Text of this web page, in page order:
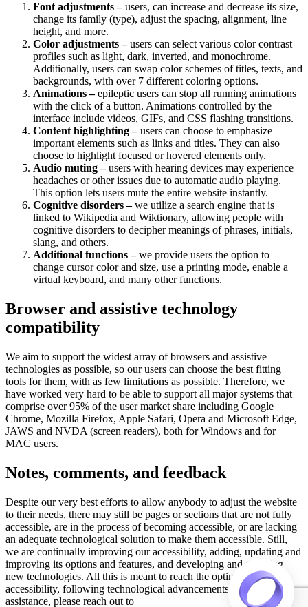
Font adjustments –users, can increase and decrease its size,
change its family (type), adjust the spacing, alignment, line
height, and more.
Color adjustments –users can select various color contrast
profiles such as light, dark, inverted, and monochrome.
Additionally, users can swap color schemes of titles, texts, and
backgrounds, with over 7 different coloring options.
Animations –epileptic users can stop all running animations
with the click of a button. Animations controlled by the
interface include videos, GIFs, and CSS flashing transitions.
Content highlighting –users can choose to emphasize
important elements such as links and titles. They can also
choose to highlight focused or hovered elements only.
Audio muting –users with hearing devices may experience
headaches or other issues due to automatic audio playing.
This option lets users mute the entire website instantly.
Cognitive disorders –we utilize a search engine that is
linked to Wikipedia and Wiktionary, allowing people with
cognitive disorders to decipher meanings of phrases, initials,
slang, and others.
Additional functions –we provide users the option to
change cursor color and size, use a printing mode, enable a
virtual keyboard, and many other functions.
Browser and assistive technology
compatibility
We aim to support the widest array of browsers and assistive
technologies as possible, so our users can choose the best fitting
tools for them, with as few limitations as possible. Therefore, we
have worked very hard to be able to support all major systems that
comprise over 95% of the user market share including Google
Chrome, Mozilla Firefox, Apple Safari, Opera and Microsoft Edge,
JAWS and NVDA (screen readers), both for Windows and for
MAC users.
Notes, comments, and feedback
Despite our very best efforts to allow anybody to adjust the website
to their needs, there may still be pages or sections that are not fully
accessible, are in the process of becoming accessible, or are lacking
an adequate technological solution to make them accessible. Still,
we are continually improving our accessibility, adding, updating and
improving its options and features, and developing and adopting
new technologies. All this is meant to reach the optimal level of
accessibility, following technological advancements. For any
assistance, please reach out to